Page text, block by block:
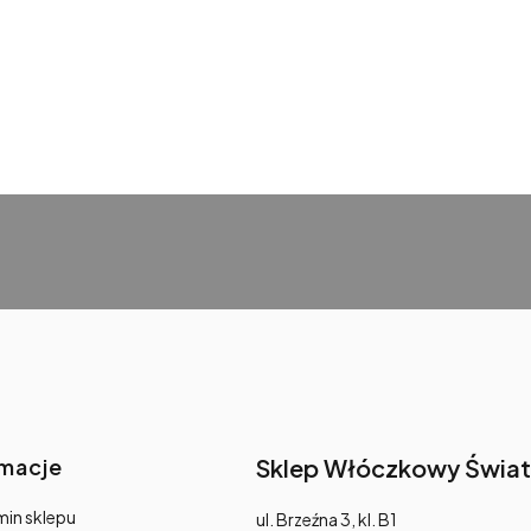
sklepu
Sklep Włóczkowy Świat
Adres:
ul. Brzeźna 3, kl. B1